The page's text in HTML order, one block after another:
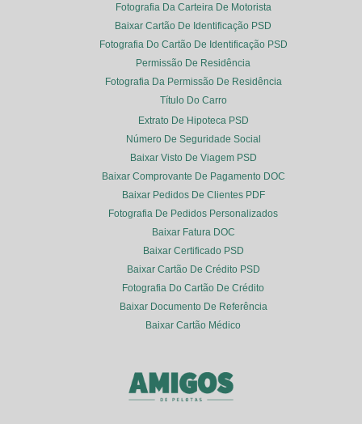
Fotografia Da Carteira De Motorista
Baixar Cartão De Identificação PSD
Fotografia Do Cartão De Identificação PSD
Permissão De Residência
Fotografia Da Permissão De Residência
Título Do Carro
Extrato De Hipoteca PSD
Número De Seguridade Social
Baixar Visto De Viagem PSD
Baixar Comprovante De Pagamento DOC
Baixar Pedidos De Clientes PDF
Fotografia De Pedidos Personalizados
Baixar Fatura DOC
Baixar Certificado PSD
Baixar Cartão De Crédito PSD
Fotografia Do Cartão De Crédito
Baixar Documento De Referência
Baixar Cartão Médico